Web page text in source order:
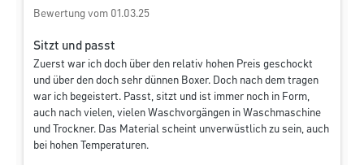
Bewertung vom 01.03.25
Sitzt und passt
Zuerst war ich doch über den relativ hohen Preis geschockt
und über den doch sehr dünnen Boxer. Doch nach dem tragen
war ich begeistert. Passt, sitzt und ist immer noch in Form,
auch nach vielen, vielen Waschvorgängen in Waschmaschine
und Trockner. Das Material scheint unverwüstlich zu sein, auch
bei hohen Temperaturen.